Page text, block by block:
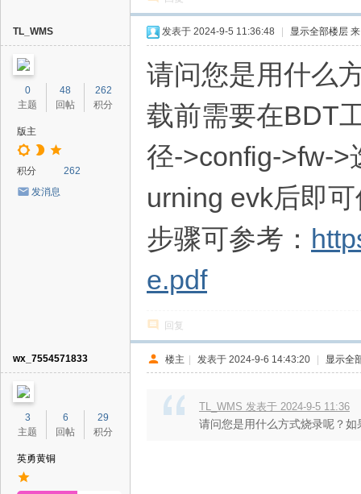
TL_WMS
0
主题
48
回帖
262
积分
版主
积分
262
发消息
发表于 2024-9-5 11:36:48 显示全部楼层
请问您是用什么
载前需要在BDT
径->config->fw->
urning evk后即
步骤可参考：
e.pdf
回复
wx_7554571833
3
主题
6
回帖
29
积分
英勇黄铜
楼主 | 发表于 2024-9-6 14:43:20 | 显示全
TL_WMS 发表于 2024-9-5 11:36
请问您是用什么方式烧录呢？